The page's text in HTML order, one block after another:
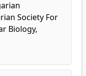
Society For
Biology,